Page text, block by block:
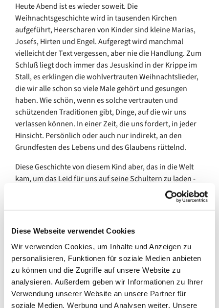
Diese Webseite verwendet Cookies
Wir verwenden Cookies, um Inhalte und Anzeigen zu
personalisieren, Funktionen für soziale Medien anbieten
zu können und die Zugriffe auf unsere Website zu
analysieren. Außerdem geben wir Informationen zu Ihrer
Verwendung unserer Website an unsere Partner für
soziale Medien, Werbung und Analysen weiter. Unsere
Heute Abend ist es wieder soweit. Die
Weihnachtsgeschichte wird in tausenden Kirchen
aufgeführt, Heerscharen von Kinder sind kleine Marias,
Josefs, Hirten und Engel. Aufgeregt wird manchmal
vielleicht der Text vergessen, aber nie die Handlung. Zum
Schluß liegt doch immer das Jesuskind in der Krippe im
Stall, es erklingen die wohlvertrauten Weihnachtslieder,
die wir alle schon so viele Male gehört und gesungen
haben. Wie schön, wenn es solche vertrauten und
schützenden Traditionen gibt, Dinge, auf die wir uns
verlassen können. In einer Zeit, die uns fordert, in jeder
Hinsicht. Persönlich oder auch nur indirekt, an den
Grundfesten des Lebens und des Glaubens rüttelnd.
Diese Geschichte von diesem Kind aber, das in die Welt
kam, um das Leid für uns auf seine Schultern zu laden -
sie bringt uns Hoffnung. Hoffnung auf alles was kommen
dunkelsten Zeiten nicht alleine gehen müssen. Dass wir
geborgen sind. Dass wir geliebt sind. „Freut Euch Ihr
Herr!“ Denn er ist gekommen, um uns ganz nah zu sein.
Und er ist es regelmäßig, es ist an uns, es
wahrzunehmen.
Fröhliche Weihnachten!